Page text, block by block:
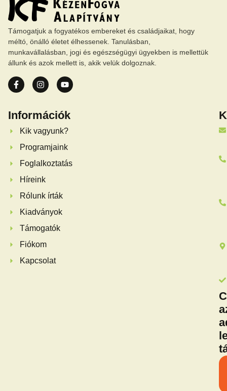
Támogatjuk a fogyatékos embereket és családjaikat, hogy
méltó, önálló életet élhessenek. Tanulásban,
munkavállalásban, jogi és egészségügyi ügyekben is mellettük
állunk és azok mellett is, akik velük dolgoznak.
Információk
Kik vagyunk?
Programjaink
Foglalkoztatás
Híreink
Rólunk írták
Kiadványok
Támogatók
Fiókom
Kapcsolat